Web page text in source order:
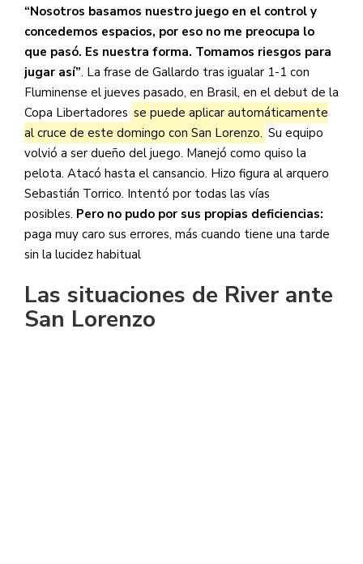
“Nosotros basamos nuestro juego en el control y
concedemos espacios, por eso no me preocupa lo
que pasó. Es nuestra forma. Tomamos riesgos para
jugar así”. La frase de Gallardo tras igualar 1-1 con
Fluminense el jueves pasado, en Brasil, en el debut de la
Copa Libertadores se puede aplicar automáticamente
al cruce de este domingo con San Lorenzo. Su equipo
volvió a ser dueño del juego. Manejó como quiso la
pelota. Atacó hasta el cansancio. Hizo figura al arquero
Sebastián Torrico. Intentó por todas las vías
posibles. Pero no pudo por sus propias deficiencias:
paga muy caro sus errores, más cuando tiene una tarde
sin la lucidez habitual
Las situaciones de River ante
San Lorenzo